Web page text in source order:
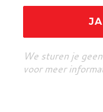
We sturen je
voor meer